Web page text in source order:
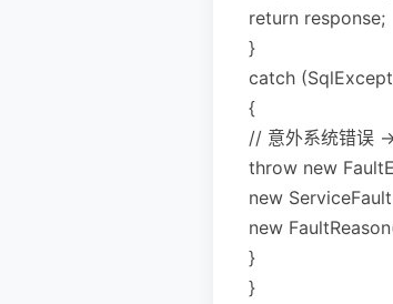
return response;
}
catch
{
// 意外系统错误 -
throw new
new
new
}
}